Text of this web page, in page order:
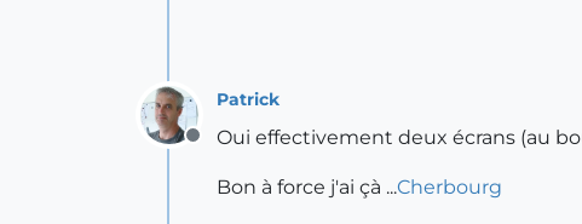
Offline
Patrick
Oui effectivement deux écrans (au
Bon à force j'ai çà ...Cherbourg